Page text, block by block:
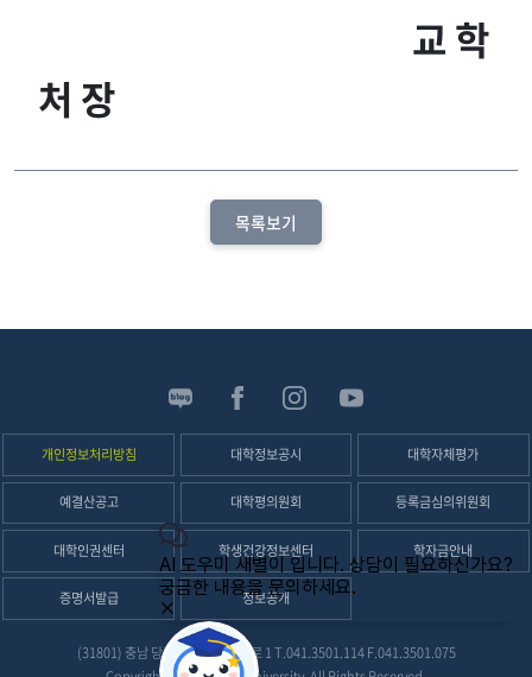
교 학
처 장
목록보기
개인정보처리방침
대학정보공시 대학자체평가
예결산공고 대학평의원회 등록금심의위원회
대학인권센터 학생건강정보센터 학자금안내
증명서발급 정보공개
(31801) 충남 당진시 정미면 대학로 1T.041.3501.114 F.041.3501.075